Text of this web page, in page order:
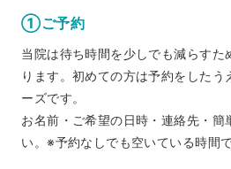
①ご予約
当院は待ち時間を少しでも減らすた
ります。初めての方は予約をしたう
ーズです。
お名前・ご希望の日時・連絡先・簡
い。※予約なしでも空いている時間